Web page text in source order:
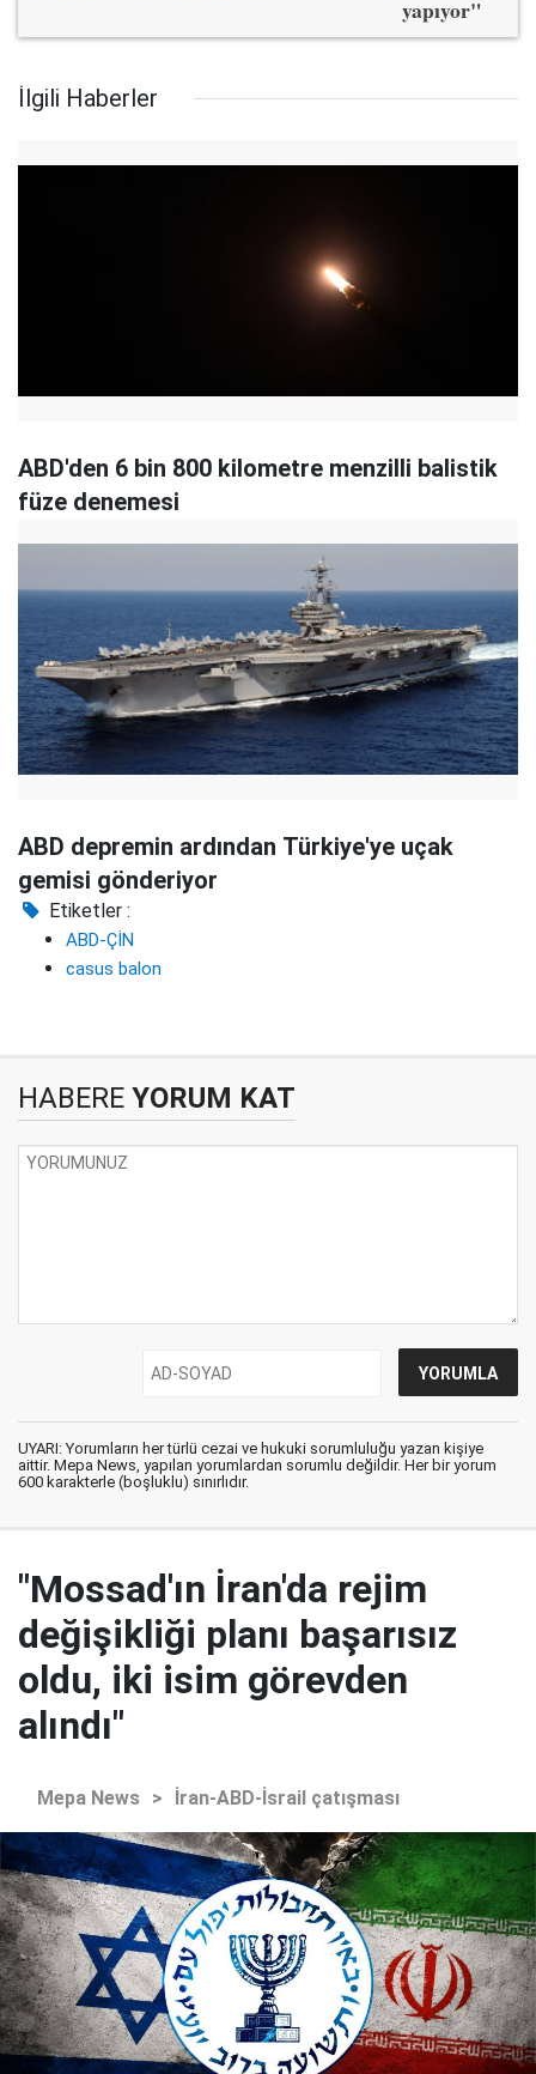
yapıyor"
İlgili Haberler
ABD'den 6 bin 800 kilometre menzilli balistik
füze denemesi
ABD depremin ardından Türkiye'ye uçak
gemisi gönderiyor
Etiketler :
ABD-ÇİN
casus balon
HABERE YORUM KAT
UYARI: Yorumların her türlü cezai ve hukuki sorumluluğu yazan kişiye
aittir. Mepa News, yapılan yorumlardan sorumlu değildir. Her bir yorum
600 karakterle (boşluklu) sınırlıdır.
"Mossad'ın İran'da rejim
değişikliği planı başarısız
oldu, iki isim görevden
alındı"
Mepa News > İran-ABD-İsrail çatışması